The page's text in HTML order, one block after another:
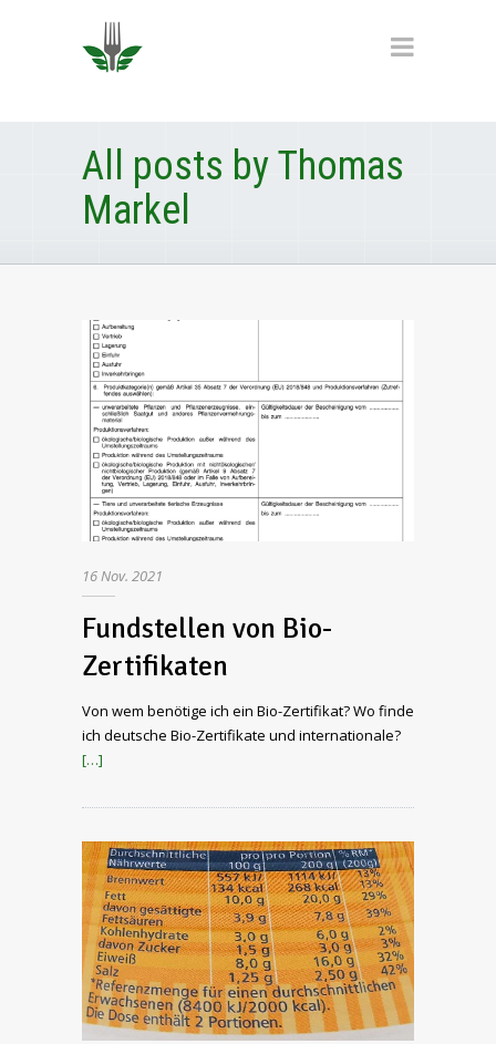
All posts by Thomas
Markel
16Nov. 2021
Fundstellen von Bio-
Zertifikaten
Von wem benötige ich ein Bio-Zertifikat? Wo finde
ich deutsche Bio-Zertifikate und internationale?
[…]